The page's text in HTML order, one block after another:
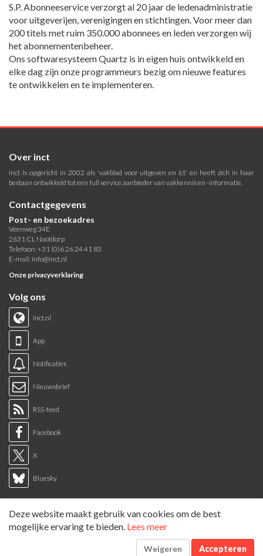
S.P. Abonneeservice verzorgt al 20 jaar de ledenadministratie
voor uitgeverijen, verenigingen en stichtingen. Voor meer dan
200 titels met ruim 350.000 abonnees en leden verzorgen wij
het abonnementenbeheer.
Ons softwaresysteem Quartz is in eigen huis ontwikkeld en
elke dag zijn onze programmeurs bezig om nieuwe features
te ontwikkelen en te implementeren.
Over inct
inct is opgericht in 2002 als 'vakblad voor uitgeven en ict' en heeft zich in haar
bestaan ontwikkeld tot een full service aanbieder van vakkennis en -informatie.
Contactgegevens
Post- en bezoekadres
Veenweg 34E
2631 CL Nootdorp
Telefoon: +31 (0)6 26 24 41 83
E-mail: info@inct.nl
Onze privacyverklaring
Volg ons
inct.nl
App
Notificaties
Nieuwsbrief
RSS-feed
Facebook
X
Bluesky
Sitemap
Tags overzicht
Deze website maakt gebruik van cookies om de best
mogelijke ervaring te bieden. Lees meer
Weigeren Accepteren